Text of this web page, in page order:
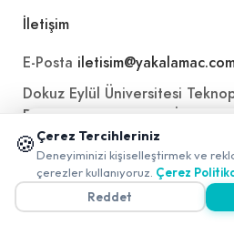
İletişim
E-Posta
Dokuz Eylül Üniversitesi
Doğuş Cad. No:207 Z İç Kapı
🍪 Çerez Tercihleriniz
Deneyiminizi kişiselleştirmek ve
çerezler kullanıyoruz. Çerez
Reddet
📱 Mobil uygulamamızı